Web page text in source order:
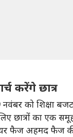
करेंगे छात्र
को शिक्षा
छात्रों का एक
फैज अहमद फैज